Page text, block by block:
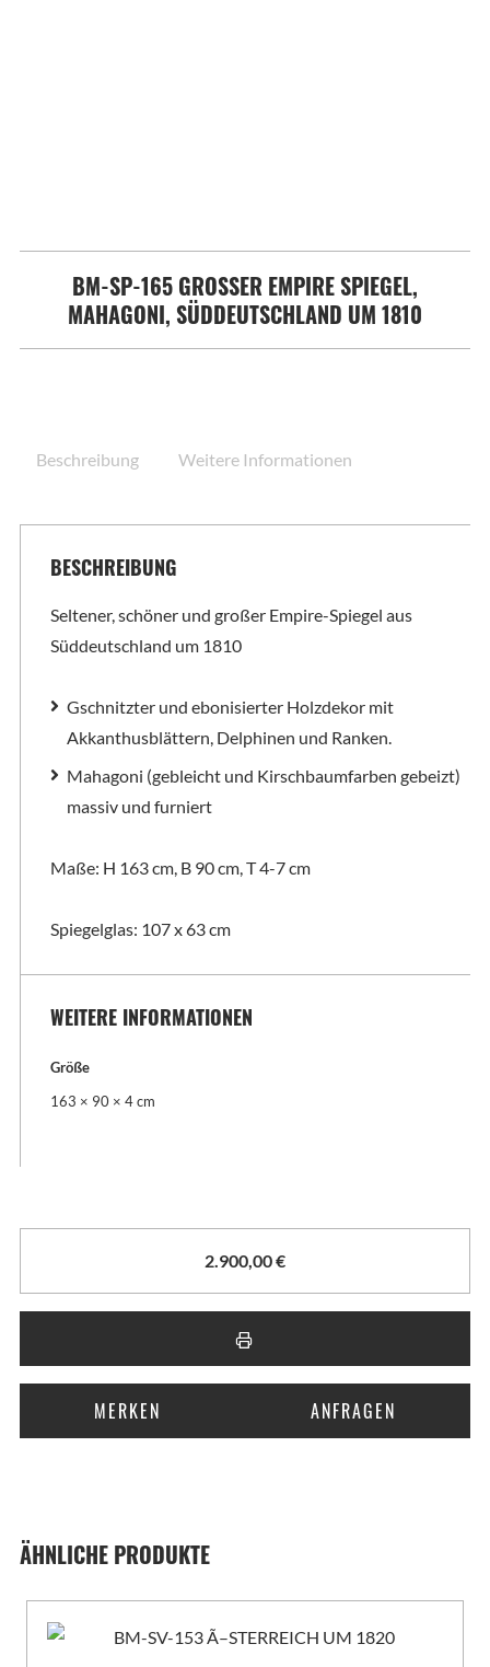
BM-SP-165 GROSSER EMPIRE SPIEGEL, M
AHAGONI, SÜDDEUTSCHLAND UM 1810
Beschreibung Weitere Informationen
BESCHREIBUNG
Seltener, schöner und großer Empire-Spiegel aus
Süddeutschland um 1810
Gschnitzter und ebonisierter Holzdekor mit
Akkanthusblättern, Delphinen und Ranken.
Mahagoni (gebleicht und Kirschbaumfarben gebeizt)
massiv und furniert
Maße: H 163 cm, B 90 cm, T 4-7 cm
Spiegelglas: 107 x 63 cm
WEITERE INFORMATIONEN
Größe
163 × 90 × 4 cm
2.900,00€
MERKEN ANFRAGEN
ÄHNLICHE PRODUKTE